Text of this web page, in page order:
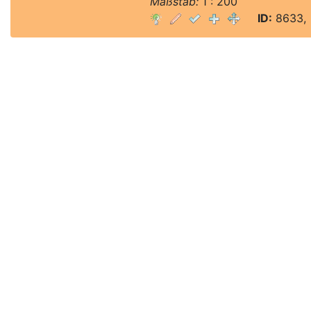
ID: 8633,